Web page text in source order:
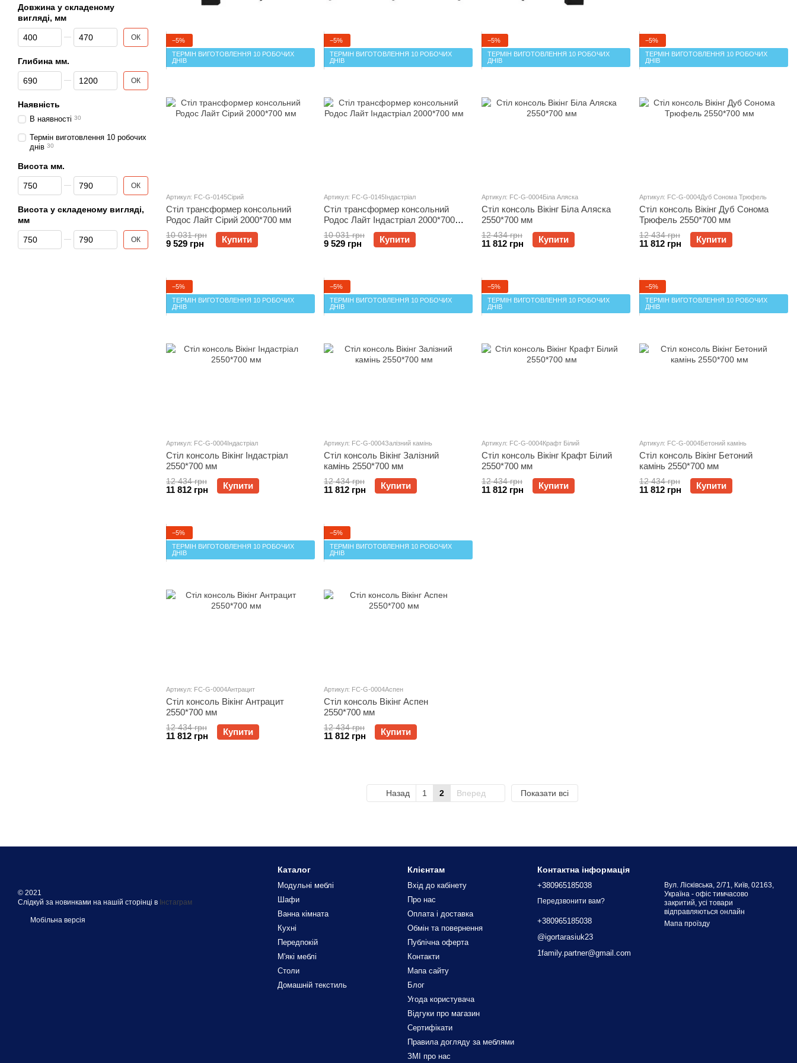
−5%
ТЕРМІН ВИГОТОВЛЕННЯ 10 РОБОЧИХ
ДНІВ
Артикул: FC-G-0145Сірий
Стіл трансформер консольний
Родос Лайт Сірий 2000*700 мм
10 031 грн
9 529 грн Купити
−5%
ТЕРМІН ВИГОТОВЛЕННЯ 10 РОБОЧИХ
ДНІВ
Артикул: FC-G-0145Індастріал
Стіл трансформер консольний
Родос Лайт Індастріал 2000*700
мм
10 031 грн
9 529 грн Купити
−5%
ТЕРМІН ВИГОТОВЛЕННЯ 10 РОБОЧИХ
ДНІВ
Артикул: FC-G-0004Біла Аляска
Стіл консоль Вікінг Біла Аляска
2550*700 мм
12 434 грн
11 812 грн Купити
−5%
ТЕРМІН ВИГОТОВЛЕННЯ 10 РОБОЧИХ
ДНІВ
Артикул: FC-G-0004Дуб Сонома Трюфель
Стіл консоль Вікінг Дуб Сонома
Трюфель 2550*700 мм
12 434 грн
11 812 грн Купити
−5%
ТЕРМІН ВИГОТОВЛЕННЯ 10 РОБОЧИХ
ДНІВ
Артикул: FC-G-0004Індастріал
Стіл консоль Вікінг Індастріал
2550*700 мм
12 434 грн
11 812 грн Купити
−5%
ТЕРМІН ВИГОТОВЛЕННЯ 10 РОБОЧИХ
ДНІВ
Артикул: FC-G-0004Залізний камінь
Стіл консоль Вікінг Залізний
камінь 2550*700 мм
12 434 грн
11 812 грн Купити
−5%
ТЕРМІН ВИГОТОВЛЕННЯ 10 РОБОЧИХ
ДНІВ
Артикул: FC-G-0004Крафт Білий
Стіл консоль Вікінг Крафт Білий
2550*700 мм
12 434 грн
11 812 грн Купити
−5%
ТЕРМІН ВИГОТОВЛЕННЯ 10 РОБОЧИХ
ДНІВ
Артикул: FC-G-0004Бетоний камінь
Стіл консоль Вікінг Бетоний
камінь 2550*700 мм
12 434 грн
11 812 грн Купити
−5%
ТЕРМІН ВИГОТОВЛЕННЯ 10 РОБОЧИХ
ДНІВ
Артикул: FC-G-0004Антрацит
Стіл консоль Вікінг Антрацит
2550*700 мм
12 434 грн
11 812 грн Купити
−5%
ТЕРМІН ВИГОТОВЛЕННЯ 10 РОБОЧИХ
ДНІВ
Артикул: FC-G-0004Аспен
Стіл консоль Вікінг Аспен
2550*700 мм
12 434 грн
11 812 грн Купити
Назад 1 2 Вперед Показати всі
Довжина у складеному
вигляді, мм
Від Довжина у складеному вигляді, мм
До Довжина у складеному вигляді, мм
ОК
Глибина мм.
Від Глибина мм.
До Глибина мм. ОК
Наявність
В наявності 30
Термін виготовлення 10 робочих
днів 30
Висота мм.
Від Висота мм.
До Висота мм. ОК
Висота у складеному вигляді,
мм
Від Висота у складеному вигляді, мм
До Висота у складеному вигляді, мм
ОК
© 2021
Слідкуй за новинками на нашій сторінці в Інстаграм
Мобільна версія
Каталог
Модульні меблі
Шафи
Ванна кімната
Кухні
Передпокій
М'які меблі
Столи
Домашній текстиль
Клієнтам
Вхід до кабінету
Про нас
Оплата і доставка
Обмін та повернення
Публічна оферта
Контакти
Мапа сайту
Блог
Угода користувача
Відгуки про магазин
Сертифікати
Правила догляду за меблями
ЗМІ про нас
Контактна інформація
+380965185038
Передзвонити вам?
+380965185038
@igortarasiuk23
1family.partner@gmail.com
Вул. Лісківська, 2/71, Київ, 02163,
Україна - офіс тимчасово
закритий, усі товари
відправляються онлайн
Мапа проїзду